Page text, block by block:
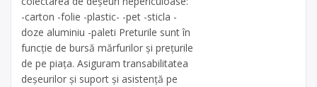
-carton -folie -plastic- -pet -sticla -
doze aluminiu -paleti Preturile sunt în
funcție de bursă mărfurilor și prețurile
de pe piața. Asiguram transabilitatea
deșeurilor și suport și asistență pe